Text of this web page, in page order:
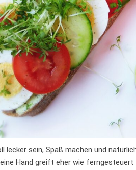
lecker sein, Spaß machen und
Hand greift eher wie